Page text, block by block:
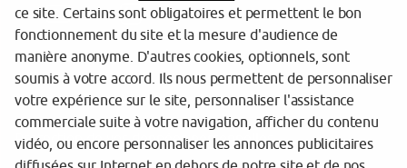
Garantie des dépôts
Protection de vos données personnelles
ce site. Certains sont obligatoires et permettent le bon
fonctionnement du site et la mesure d'audience de
manière anonyme. D'autres cookies, optionnels, sont
soumis à votre accord. Ils nous permettent de personnaliser
votre expérience sur le site, personnaliser l'assistance
commerciale suite à votre navigation, afficher du contenu
vidéo, ou encore personnaliser les annonces publicitaires